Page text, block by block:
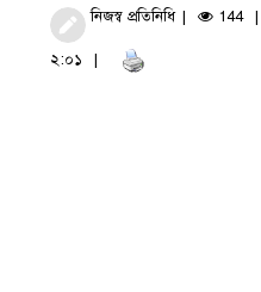
নিজস্ব প্রতিনিধি 144
২:০১